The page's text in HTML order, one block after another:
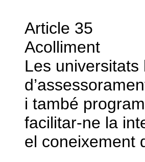
Article 35
Acolliment
Les universitats
i també
facilitar-ne la
el coneixement